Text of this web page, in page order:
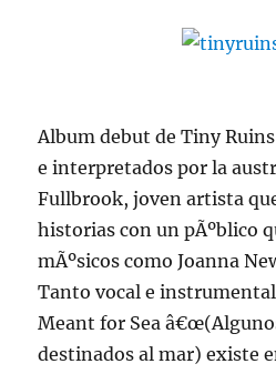
Album debut de Tiny
e interpretados por la
Fullbrook, joven artista
historias con un pÃºblico
mÃºsicos como Joanna
Tanto vocal e
Meant for Sea
destinados al mar) existe